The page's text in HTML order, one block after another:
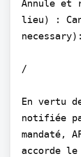
Annule et
lieu) :
necessary):
/
En vertu
notifiée
mandaté,
accorde